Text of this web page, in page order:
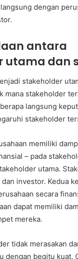
dengan
antara
utama dan
stakeholder
mana stakeholder
langsung
stakeholder
memiliki
– pada
utama.
investor. Kedua
secara
dapat memiliki
mereka.
tidak merasakan
dengan begitu kuat.